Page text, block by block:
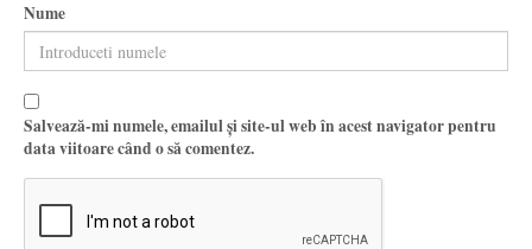
Nume
Salvează-mi numele, emailul și site-ul web în acest navigator pentru
data viitoare când o să comentez.